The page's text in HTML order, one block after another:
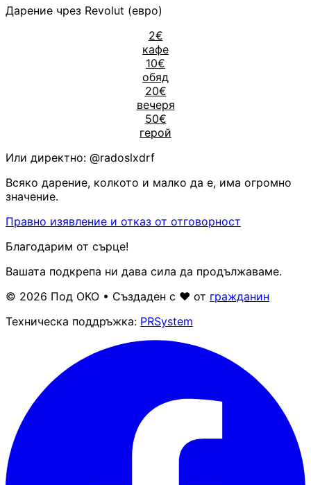
Дарение чрез Revolut (евро)
2€
кафе
10€
обяд
20€
вечеря
50€
герой
Или директно: @radoslxdrf
Всяко дарение, колкото и малко да е, има огромно
значение.
Правно изявление и отказ от отговорност
Благодарим от сърце!
Вашата подкрепа ни дава сила да продължаваме.
© 2026 Под ОКО • Създаден с ❤ от гражданин
Техническа поддръжка: PRSystem